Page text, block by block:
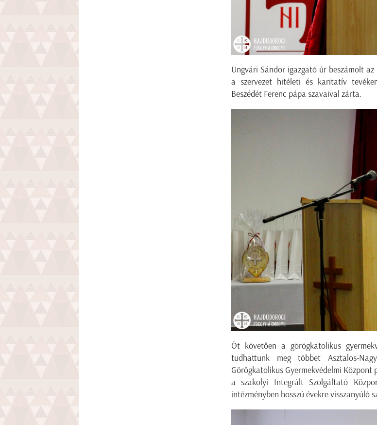
Ungvári Sándor igazgató úr beszámolt
a szervezet hitéleti és karitatív
Beszédét Ferenc pápa szavaival zárta.
Őt követően a görögkatolikus
tudhattunk meg többet Asztalos-
Görögkatolikus Gyermekvédelmi Központ
a szakolyi Integrált Szolgáltató
intézményben hosszú évekre visszanyúló